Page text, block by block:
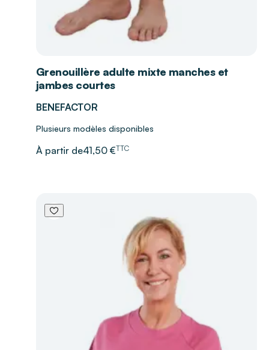
Grenouillère adulte mixte manches et
jambes courtes
BENEFACTOR
Plusieurs modèles disponibles
À partir de41,50 €TTC